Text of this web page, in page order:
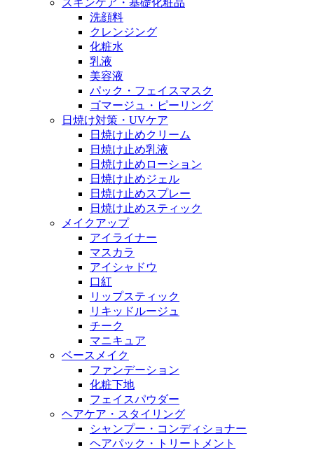
洗顔料
クレンジング
化粧水
乳液
美容液
パック・フェイスマスク
ゴマージュ・ピーリング
日焼け対策・UVケア
日焼け止めクリーム
日焼け止め乳液
日焼け止めローション
日焼け止めジェル
日焼け止めスプレー
日焼け止めスティック
メイクアップ
アイライナー
マスカラ
アイシャドウ
口紅
リップスティック
リキッドルージュ
チーク
マニキュア
ベースメイク
ファンデーション
化粧下地
フェイスパウダー
ヘアケア・スタイリング
シャンプー・コンディショナー
ヘアパック・トリートメント